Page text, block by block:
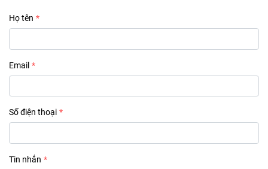
Họ tên
Email
Số điện thoại
Tin nhắn